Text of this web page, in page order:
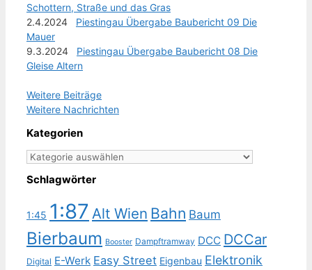
Schottern, Straße und das Gras
2.4.2024 Piestingau Übergabe Baubericht 09 Die
Mauer
9.3.2024 Piestingau Übergabe Baubericht 08 Die
Gleise Altern
Weitere Beiträge
Weitere Nachrichten
Kategorien
Kategorien
Schlagwörter
1:45 1:87 Alt Wien Bahn Baum
Bierbaum Booster Dampftramway DCC DCCar
Digital E-Werk Easy Street Eigenbau Elektronik